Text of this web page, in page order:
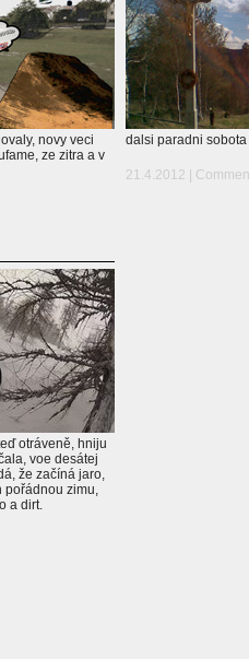
novy veci
ze zitra a v
dalsi paradni
21.4.2012 |
otráveně, hniju
voe desátej
že začíná jaro,
zimu,
a dirt.